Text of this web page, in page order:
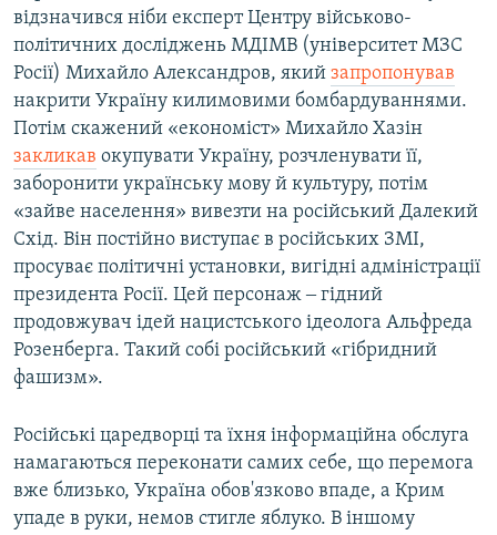
відзначився ніби експерт Центру військово-
політичних досліджень МДІМВ (університет МЗС
Росії) Михайло Александров, який запропонував
накрити Україну килимовими бомбардуваннями.
Потім скажений «економіст» Михайло Хазін
закликав окупувати Україну, розчленувати її,
заборонити українську мову й культуру, потім
«зайве населення» вивезти на російський Далекий
Схід. Він постійно виступає в російських ЗМІ,
просуває політичні установки, вигідні адміністрації
президента Росії. Цей персонаж ‒ гідний
продовжувач ідей нацистського ідеолога Альфреда
Розенберга. Такий собі російський «гібридний
фашизм».
Російські царедворці та їхня інформаційна обслуга
намагаються переконати самих себе, що перемога
вже близько, Україна обов'язково впаде, а Крим
упаде в руки, немов стигле яблуко. В іншому